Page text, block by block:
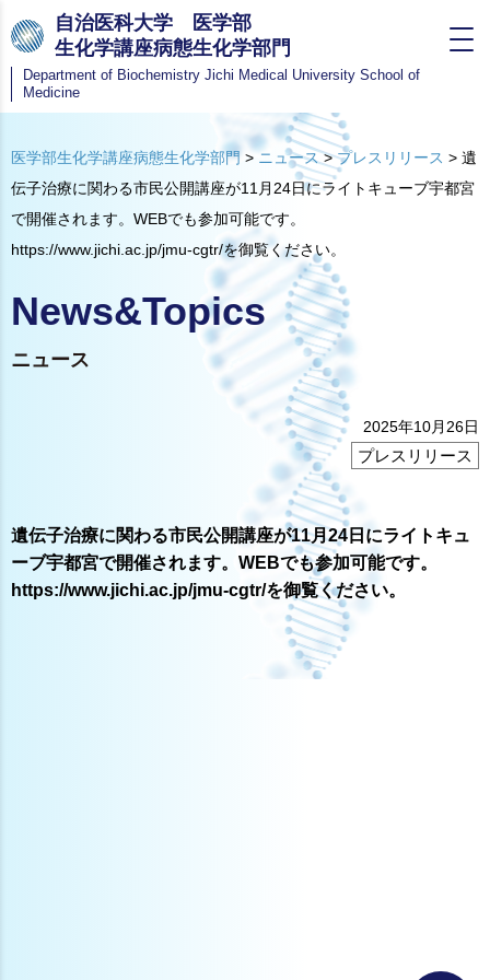
自治医科大学 医学部
生化学講座病態生化学部門
Department of Biochemistry Jichi Medical University School of
Medicine
医学部生化学講座病態生化学部門> ニュース>プレスリリース > 遺
伝子治療に関わる市民公開講座が11月24日にライトキューブ宇都宮
で開催されます。WEBでも参加可能です。
https://www.jichi.ac.jp/jmu-cgtr/を御覧ください。
News&Topics
ニュース
2025年10月26日
プレスリリース
遺伝子治療に関わる市民公開講座が11月24日にライトキュ
ーブ宇都宮で開催されます。WEBでも参加可能です。
https://www.jichi.ac.jp/jmu-cgtr/を御覧ください。